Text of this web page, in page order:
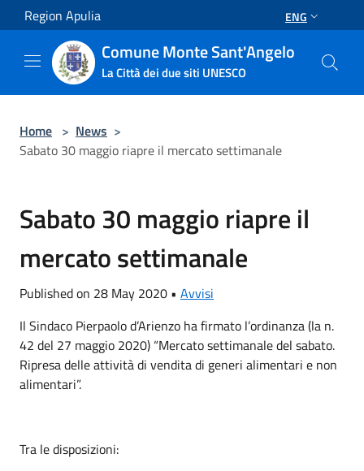
Salta al contenuto principale
Region Apulia ENG
Comune Monte Sant'Angelo
La Città dei due siti UNESCO
Home > News >
Sabato 30 maggio riapre il mercato settimanale
Sabato 30 maggio riapre il
mercato settimanale
Published on 28 May 2020 • Avvisi
Il Sindaco Pierpaolo d’Arienzo ha firmato l’ordinanza (la n.
42 del 27 maggio 2020) “Mercato settimanale del sabato.
Ripresa delle attività di vendita di generi alimentari e non
alimentari”.
Tra le disposizioni: